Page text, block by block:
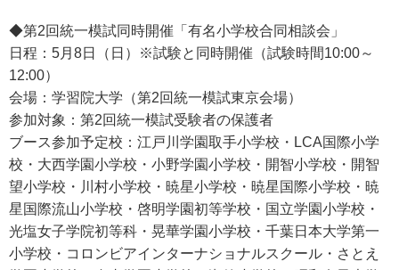
◆第2回統一模試同時開催「有名小学校合同相談会」
日程：5月8日（日）※試験と同時開催（試験時間10:00～
12:00）
会場：学習院大学（第2回統一模試東京会場）
参加対象：第2回統一模試受験者の保護者
ブース参加予定校：江戸川学園取手小学校・LCA国際小学
校・大西学園小学校・小野学園小学校・開智小学校・開智
望小学校・川村小学校・暁星小学校・暁星国際小学校・暁
星国際流山小学校・啓明学園初等学校・国立学園小学校・
光塩女子学院初等科・晃華学園小学校・千葉日本大学第一
小学校・コロンビアインターナショナルスクール・さとえ